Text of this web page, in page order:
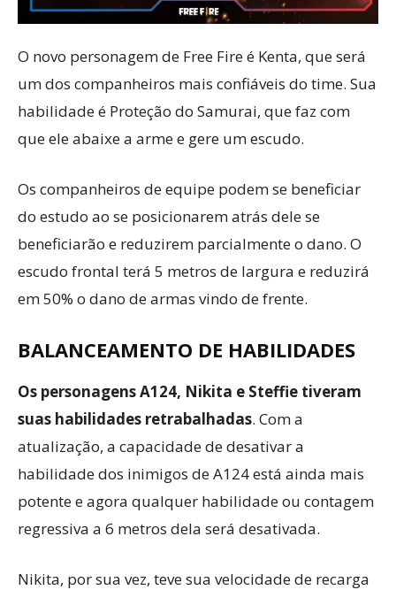
O novo personagem de Free Fire é Kenta, que será
um dos companheiros mais confiáveis do time. Sua
habilidade é Proteção do Samurai, que faz com
que ele abaixe a arme e gere um escudo.
Os companheiros de equipe podem se beneficiar
do estudo ao se posicionarem atrás dele se
beneficiarão e reduzirem parcialmente o dano. O
escudo frontal terá 5 metros de largura e reduzirá
em 50% o dano de armas vindo de frente.
BALANCEAMENTO DE HABILIDADES
Os personagens A124, Nikita e Steffie tiveram
suas habilidades retrabalhadas. Com a
atualização, a capacidade de desativar a
habilidade dos inimigos de A124 está ainda mais
potente e agora qualquer habilidade ou contagem
regressiva a 6 metros dela será desativada.
Nikita, por sua vez, teve sua velocidade de recarga